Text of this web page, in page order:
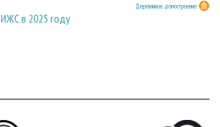
Деревянное домостроение
ИЖС в 2025 году